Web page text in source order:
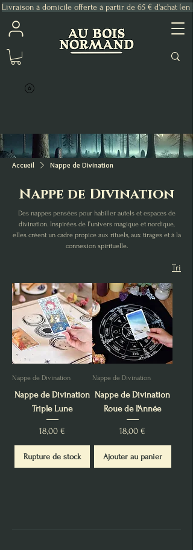
Livraison à domicile offerte à partir de 65 € d'achat (en
Accueil Nappe de Divination
Nappe de Divination
Des nappes pensées pour habiller autels et espaces de
divination. Inspirées de l’univers magique et nordique,
elles créent un cadre propice aux rituels, aux tirages et à la
connexion spirituelle.
Tri
Nappe de Divination
Nappe de Divination
Triple Lune
Prix
18,00 €
Rupture de stock
Nappe de Divination
Nappe de Divination
Roue de l'Année
Prix
18,00 €
Ajouter au panier